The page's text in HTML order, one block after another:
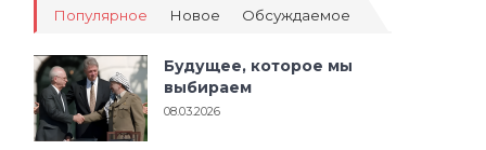
Популярное Новое Обсуждаемое
Будущее, которое мы
выбираем
08.03.2026